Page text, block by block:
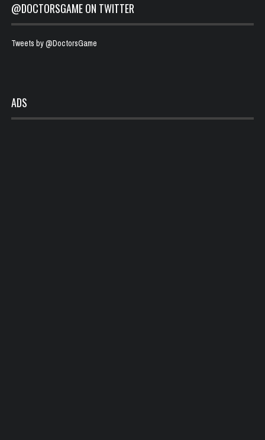
@DOCTORSGAME ON TWITTER
Tweets by @DoctorsGame
ADS